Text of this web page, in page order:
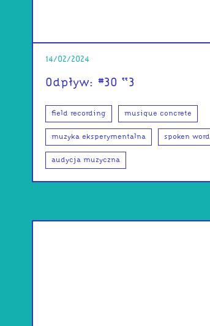
14/02/2024
Odpływ: #30 <3
field recording musique concrete
muzyka eksperymentalna spoken word
audycja muzyczna